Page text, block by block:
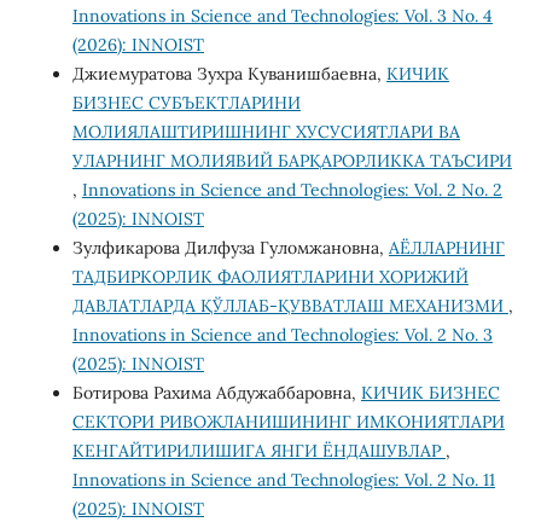
Innovations in Science and Technologies: Vol. 3 No. 4
(2026): INNOIST
Джиемуратова Зухра Куванишбаевна, КИЧИК
БИЗНЕС СУБЪЕКТЛАРИНИ
МОЛИЯЛАШТИРИШНИНГ ХУСУСИЯТЛАРИ ВА
УЛАРНИНГ МОЛИЯВИЙ БАРҚАРОРЛИККА ТАЪСИРИ
, Innovations in Science and Technologies: Vol. 2 No. 2
(2025): INNOIST
Зулфикарова Дилфуза Гуломжановна, АЁЛЛАРНИНГ
ТАДБИРКОРЛИК ФАОЛИЯТЛАРИНИ ХОРИЖИЙ
ДАВЛАТЛАРДА ҚЎЛЛАБ-ҚУВВАТЛАШ МЕХАНИЗМИ ,
Innovations in Science and Technologies: Vol. 2 No. 3
(2025): INNOIST
Ботирова Рахима Абдужаббаровна, КИЧИК БИЗНЕС
СЕКТОРИ РИВОЖЛАНИШИНИНГ ИМКОНИЯТЛАРИ
КЕНГАЙТИРИЛИШИГА ЯНГИ ЁНДАШУВЛАР ,
Innovations in Science and Technologies: Vol. 2 No. 11
(2025): INNOIST